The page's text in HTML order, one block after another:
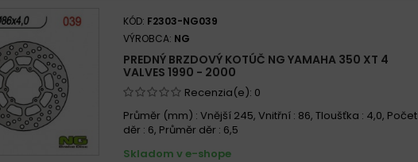
KÓD: F2303-NG039
VÝROBCA: NG
PREDNÝ BRZDOVÝ KOTÚČ NG YAMAHA 350 XT 4
VALVES 1990 - 2000
Recenzia(e): 0
Průměr (mm) : Vnější 245, Vnitřní : 86, Tloušťka : 4,0, Počet
děr : 6, Průměr děr : 6,5
Skladom v e-shope